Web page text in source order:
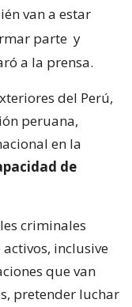
van a estar
parte y
a la prensa.
del Perú,
peruana,
en la
de
criminales
inclusive
que van
pretender luchar